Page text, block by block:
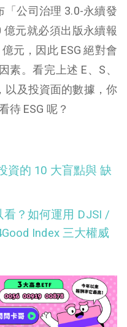
「公司治理 3.0-永續發
元就必須出版永續報
元，因此 ESG 絕對會
素。看完上述 E、S、
以及投資面的數據，你
待 ESG 呢？
資的 10 大盲點與 缺
看？如何運用 DJSI /
Index 三大權威